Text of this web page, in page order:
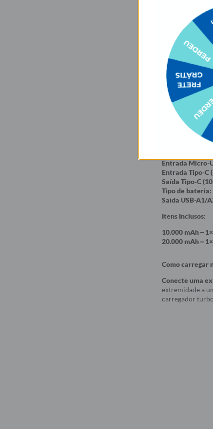
Energia que
O Carregador
para manter a
extra! Com
Escolha sua
Especificações
Marca:Gocase
Capacidade:
Tamanho:
Peso:10.000
Wireless:
Não
Entrada Micro-
Entrada Tipo-C
Saída Tipo-C
Tipo de bateria:
Saída USB-A1/
Itens Inclusos:
10.000 mAh –
20.000 mAh –
Como carregar
Conecte uma
extremidade a
carregador